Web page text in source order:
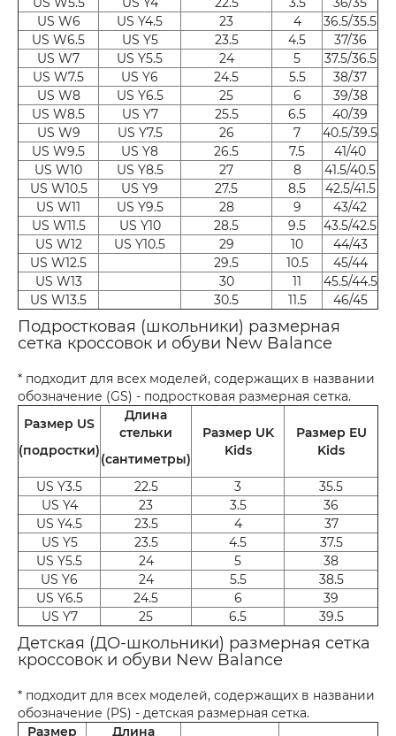
US W6
US Y4.5 23 4
36.5/35.5
US W6.5
US Y5 23.5 4.5
37/36
US W7
US Y5.5 24 5
37.5/36.5
US W7.5
US Y6 24.5 5.5
38/37
US W8
US Y6.5 25 6
39/38
US W8.5
US Y7 25.5 6.5
40/39
US W9
US Y7.5 26 7
40.5/39.5
US W9.5
US Y8 26.5 7.5
41/40
US W10
US Y8.5 27 8
41.5/40.5
US W10.5
US Y9 27.5 8.5
42.5/41.5
US W11
US Y9.5 28 9
43/42
US W11.5
US Y10 28.5 9.5
43.5/42.5
US W12
US Y10.5 29 10
44/43
US W12.5
29.5 10.5
45/44
US W13
30 11
45.5/44.5
US W13.5
30.5 11.5 46/45
Подростковая (школьники) размерная
сетка кроссовок и обуви New Balance
* подходит для всех моделей, содержащих в названии
обозначение (GS) - подростковая размерная сетка.
Размер US
(подростки)
Длина
стельки
(сантиметры)
Размер UK
Kids
Размер EU
Kids
US Y3.5 22.5 3
35.5
US Y4
23 3.5
36
US Y4.5
23.5 4
37
US Y5
23.5 4.5
37.5
US Y5.5
24 5
38
US Y6
24 5.5
38.5
US Y6.5
24.5 6
39
US Y7
25 6.5 39.5
Детская (ДО-школьники) размерная сетка
кроссовок и обуви New Balance
* подходит для всех моделей, содержащих в названии
обозначение (PS) - детская размерная сетка.
Размер
Длина